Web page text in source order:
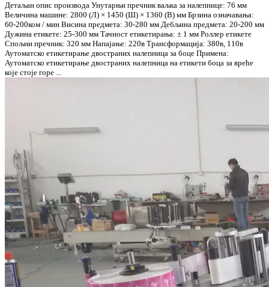
Детаљан опис производа Унутарњи пречник ваљка за налепнице: 76 мм
Величина машине: 2800 (Л) × 1450 (Ш) × 1360 (В) мм Брзина означавања:
60-200ком / мин Висина предмета: 30-280 мм Дебљина предмета: 20-200 мм
Дужина етикете: 25-300 мм Тачност етикетирања: ± 1 мм Роллер етикете
Спољни пречник: 320 мм Напајање: 220в Трансформација: 380в, 110в
Аутоматско етикетирање двостраних налепница за боце Примена:
Аутоматско етикетирање двостраних налепница на етикети боца за вреће
које стоје горе ...